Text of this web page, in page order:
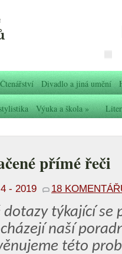
Čtenářství Divadlo a jiná umění
Výuka a škola»
přímé řeči
- 2019 18
dotazy týkající se
naší
této